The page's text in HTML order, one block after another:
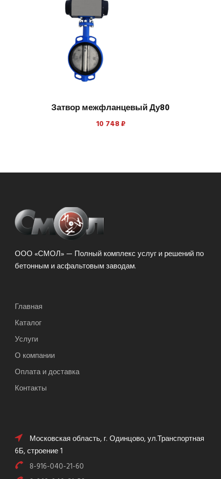
Затвор межфланцевый Ду80
10 748₽
ООО «СМОЛ» — Полный комплекс услуг и решений по
бетонным и асфальтовым заводам.
Главная
Каталог
Услуги
О компании
Оплата и доставка
Контакты
Московская область, г. Одинцово, ул.Транспортная
6Б, строение 1
8-916-040-21-60